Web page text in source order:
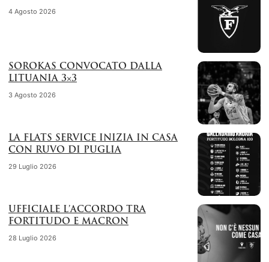
4 Agosto 2026
SOROKAS CONVOCATO DALLA
LITUANIA 3×3
3 Agosto 2026
LA FLATS SERVICE INIZIA IN CASA
CON RUVO DI PUGLIA
29 Luglio 2026
UFFICIALE L’ACCORDO TRA
FORTITUDO E MACRON
28 Luglio 2026